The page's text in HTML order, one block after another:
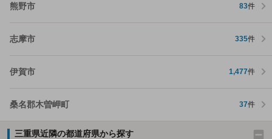
熊野市 83件
志摩市 335件
伊賀市 1,477件
桑名郡木曽岬町 37件
三重県近隣の都道府県から探す